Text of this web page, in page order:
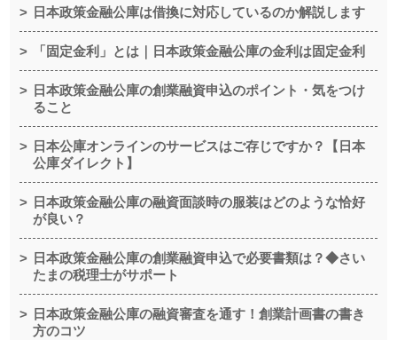
日本政策金融公庫は借換に対応しているのか解説します
「固定金利」とは｜日本政策金融公庫の金利は固定金利
日本政策金融公庫の創業融資申込のポイント・気をつけ
ること
日本公庫オンラインのサービスはご存じですか？【日本
公庫ダイレクト】
日本政策金融公庫の融資面談時の服装はどのような恰好
が良い？
日本政策金融公庫の創業融資申込で必要書類は？◆さい
たまの税理士がサポート
日本政策金融公庫の融資審査を通す！創業計画書の書き
方のコツ